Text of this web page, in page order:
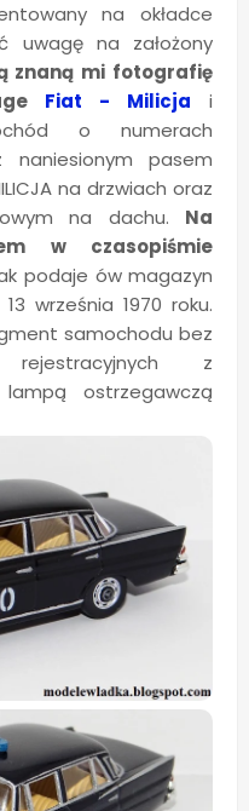
na okładce
uwagę na założony
znaną mi fotografię
Fiat - Milicja i
o numerach
naniesionym pasem
na drzwiach oraz
na dachu. Na
w czasopiśmie
podaje ów magazyn
września 1970 roku.
samochodu bez
rejestracyjnych z
ostrzegawczą